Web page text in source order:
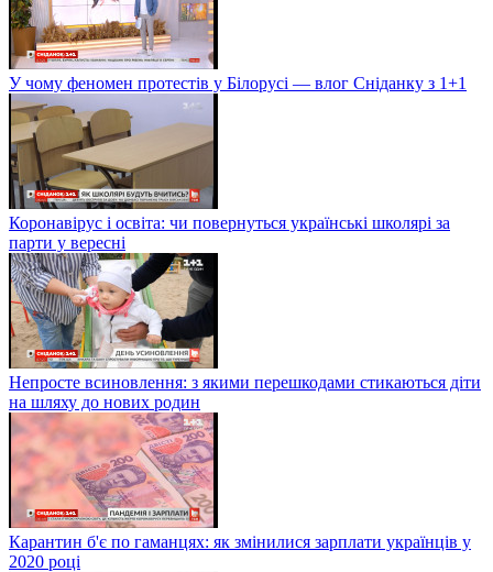
У чому феномен протестів у Білорусі — влог Сніданку з 1+1
Коронавірус і освіта: чи повернуться українські школярі за
парти у вересні
Непросте всиновлення: з якими перешкодами стикаються діти
на шляху до нових родин
Карантин б'є по гаманцях: як змінилися зарплати українців у
2020 році